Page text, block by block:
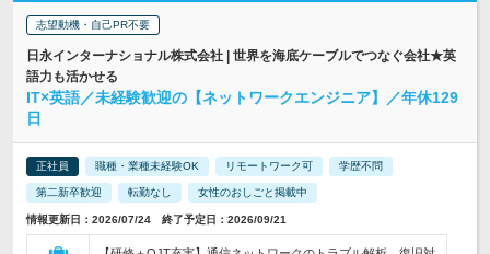
志望動機・自己PR不要
日永インターナショナル株式会社 | 世界を海底ケーブルでつなぐ会社★英
語力も活かせる
IT×英語／未経験歓迎の【ネットワークエンジニア】／年休129
日
正社員 職種・業種未経験OK リモートワーク可 学歴不問
第二新卒歓迎 転勤なし 女性のおしごと掲載中
情報更新日：2026/07/24 終了予定日：2026/09/21